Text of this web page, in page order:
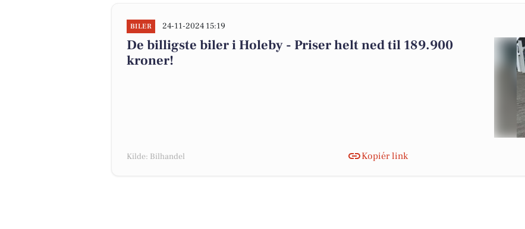
BILER 24-11-2024 15:19
De billigste biler i Holeby - Priser helt ned til 189.900
kroner!
Kilde: Bilhandel Kopiér link